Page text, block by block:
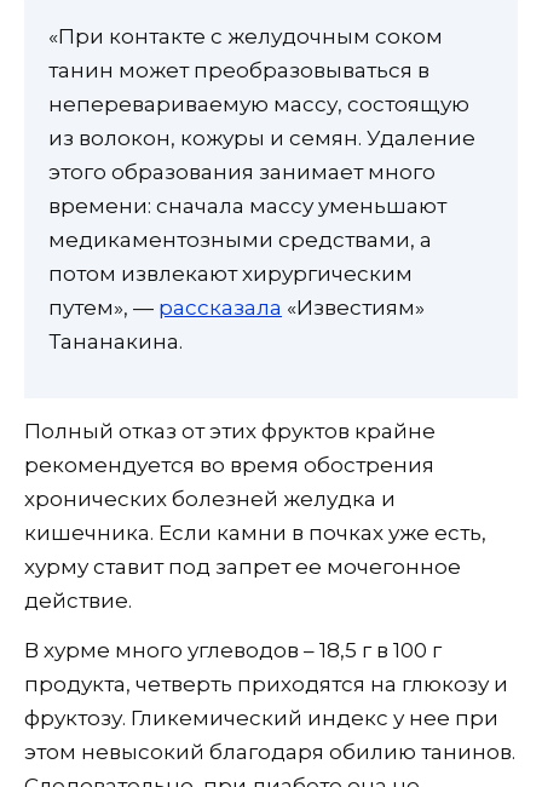
«При контакте с желудочным соком
танин может преобразовываться в
неперевариваемую массу, состоящую
из волокон, кожуры и семян. Удаление
этого образования занимает много
времени: сначала массу уменьшают
медикаментозными средствами, а
потом извлекают хирургическим
путем», — рассказала «Известиям»
Тананакина.
Полный отказ от этих фруктов крайне
рекомендуется во время обострения
хронических болезней желудка и
кишечника. Если камни в почках уже есть,
хурму ставит под запрет ее мочегонное
действие.
В хурме много углеводов – 18,5 г в 100 г
продукта, четверть приходятся на глюкозу и
фруктозу. Гликемический индекс у нее при
этом невысокий благодаря обилию танинов.